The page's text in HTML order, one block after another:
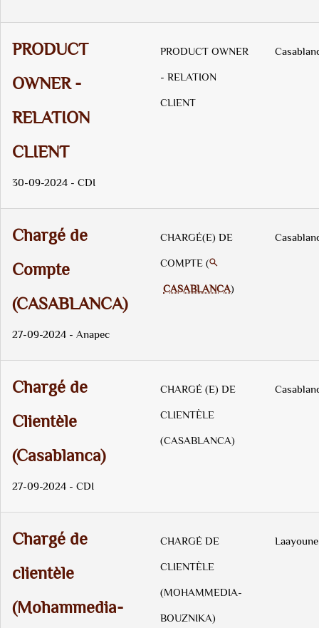
PRODUCT
OWNER -
RELATION
CLIENT
30-09-2024 - CDI
PRODUCT OWNER
- RELATION
CLIENT
Chargé de
Compte
(CASABLANCA)
27-09-2024 - Anapec
CHARGÉ(E) DE
COMPTE (
CASABLANCA)
Chargé de
Clientèle
(Casablanca)
27-09-2024 - CDI
CHARGÉ (E) DE
CLIENTÈLE
(CASABLANCA)
Chargé de
clientèle
(Mohammedia-
CHARGÉ DE
CLIENTÈLE
(MOHAMMEDIA-
BOUZNIKA)
Laayoune